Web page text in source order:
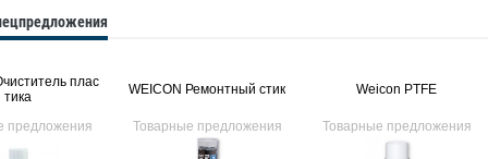
плас
тика
предложения
WEICON Ремонтный стик
Товарные предложения
Weicon PTFE
Товарные предложения